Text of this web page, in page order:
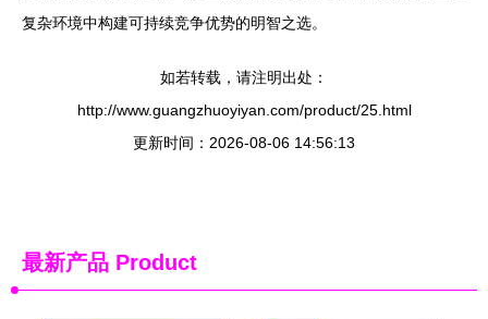
复杂环境中构建可持续竞争优势的明智之选。
如若转载，请注明出处：
http://www.guangzhuoyiyan.com/product/25.html
更新时间：2026-08-06 14:56:13
最新产品 Product